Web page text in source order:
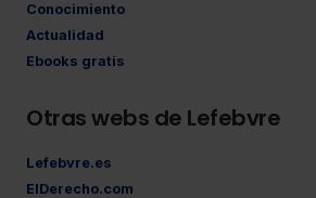
Conocimiento
Actualidad
Ebooks gratis
Otras webs de Lefebvre
Lefebvre.es
ElDerecho.com